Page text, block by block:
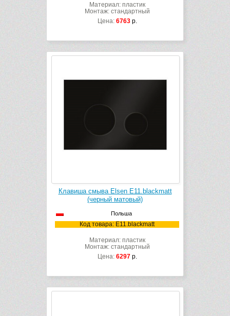
Материал: пластик
Монтаж: стандартный
Цена: 6763р.
Клавиша смыва Elsen E11.blackmatt
(черный матовый)
Польша
Код товара: E11.blackmatt
Материал: пластик
Монтаж: стандартный
Цена: 6297р.